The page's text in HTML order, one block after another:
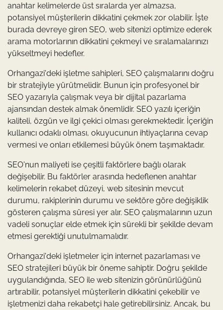
anahtar kelimelerde üst sıralarda yer almazsa,
potansiyel müşterilerin dikkatini çekmek zor olabilir. İşte
burada devreye giren SEO, web sitenizi optimize ederek
arama motorlarının dikkatini çekmeyi ve sıralamalarınızı
yükseltmeyi hedefler.
Orhangazi'deki işletme sahipleri, SEO çalışmalarını doğru
bir stratejiyle yürütmelidir. Bunun için profesyonel bir
SEO yazarıyla çalışmak veya bir dijital pazarlama
ajansından destek almak önemlidir. SEO yazılı içeriğin
kaliteli, özgün ve ilgi çekici olması gerekmektedir. İçeriğin
kullanıcı odaklı olması, okuyucunun ihtiyaçlarına cevap
vermesi ve onları etkilemesi büyük önem taşımaktadır.
SEO'nun maliyeti ise çeşitli faktörlere bağlı olarak
değişebilir. Bu faktörler arasında hedeflenen anahtar
kelimelerin rekabet düzeyi, web sitesinin mevcut
durumu, rakiplerinin durumu ve sektöre göre değişiklik
gösteren çalışma süresi yer alır. SEO çalışmalarının uzun
vadeli sonuçlar elde etmek için sürekli bir şekilde devam
etmesi gerektiği unutulmamalıdır.
Orhangazi'deki işletmeler için internet pazarlaması ve
SEO stratejileri büyük bir öneme sahiptir. Doğru şekilde
uygulandığında, SEO ile web sitenizin görünürlüğünü
artırabilir, potansiyel müşterilerin dikkatini çekebilir ve
işletmenizi daha rekabetçi hale getirebilirsiniz. Ancak, bu